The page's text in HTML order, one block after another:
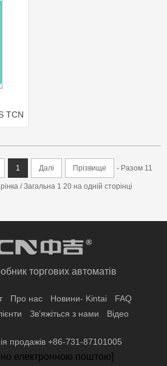
TCN
1 Далі Прізвище - Разом 11
/ Загальна 1 20 на одній сторінці
торгових автоматів
Про нас Новини- Kintai
FAQ
Зв’яжіться з нами Відео
продажів +86-731-87101005
електронною поштою]